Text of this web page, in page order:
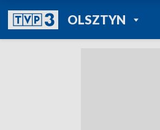
OLSZTYNPOWRÓT DO
TVP REGIONY